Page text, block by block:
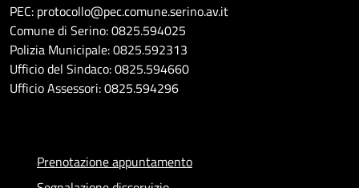
PEC: protocollo@pec.comune.serino.av.it
Comune di Serino: 0825.594025
Polizia Municipale: 0825.592313
Ufficio del Sindaco: 0825.594660
Ufficio Assessori: 0825.594296
Prenotazione appuntamento